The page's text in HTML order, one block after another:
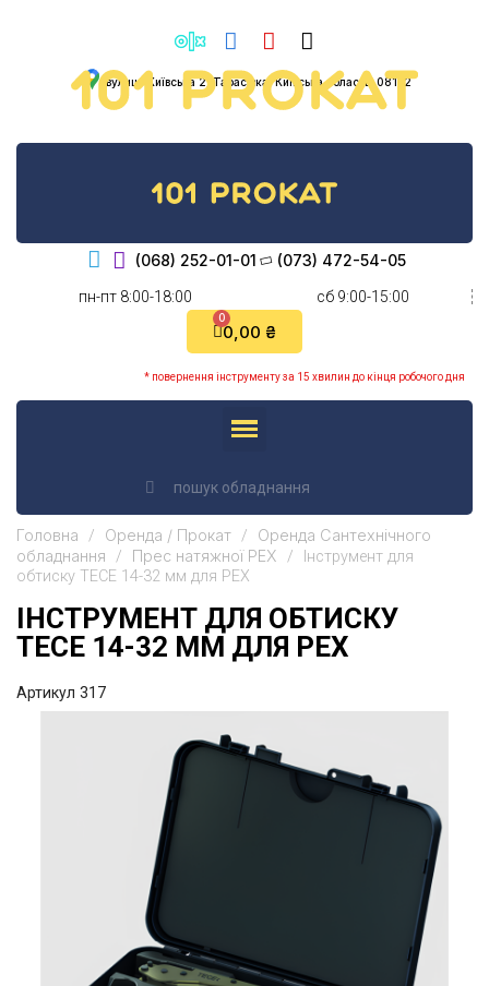
вулиця Київська 2, Тарасівка, Київська область, 08132
(068) 252-01-01 (073) 472-54-05
пн-пт 8:00-18:00 cб 9:00-15:00
0,00 ₴
* повернення інструменту за 15 хвилин до кінця робочого дня
Головна Оренда / Прокат
Оренда Сантехнічного
обладнання
Прес натяжної PEX
Інструмент для
обтиску TECE 14-32 мм для PEX
ІНСТРУМЕНТ ДЛЯ ОБТИСКУ
TECE 14-32 ММ ДЛЯ PEX
Артикул 317